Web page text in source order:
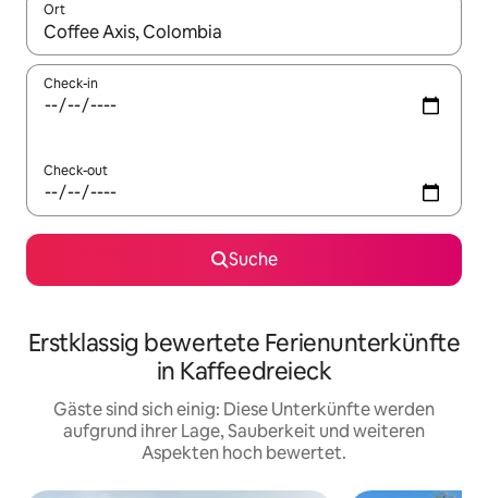
Ort
Wenn Ergebnisse verfügbar sind, navigiere mit den
Check-in
Check-out
Suche
Erstklassig bewertete Ferienunterkünfte
in Kaffeedreieck
Gäste sind sich einig: Diese Unterkünfte werden
aufgrund ihrer Lage, Sauberkeit und weiteren
Aspekten hoch bewertet.